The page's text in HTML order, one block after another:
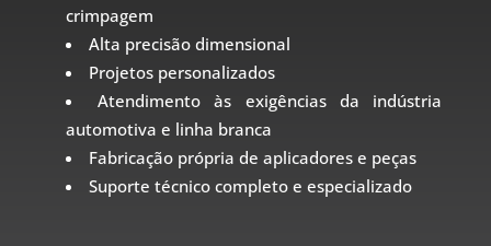
crimpagem
Alta precisão dimensional
Projetos personalizados
Atendimento às exigências da indústria
automotiva e linha branca
Fabricação própria de aplicadores e peças
Suporte técnico completo e especializado